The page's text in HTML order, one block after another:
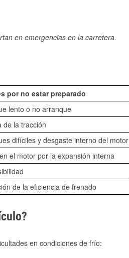
en emergencias en la carretera.
por no estar preparado
lento o no arranque
de la tracción
difíciles y desgaste interno del motor
el motor por la expansión interna
de la eficiencia de frenado
en condiciones de frío: